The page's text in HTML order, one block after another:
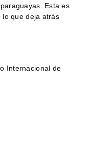
Esta es
lo que deja atrás
Internacional de